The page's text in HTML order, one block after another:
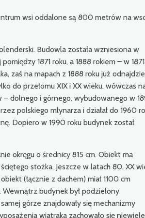
wsi oddalone są 800 metrów na
Budowla została wzniesiona w
1871 roku, a 1888 rokiem – w
zaś na mapach z 1888 roku już
do przełomu XIX i XX wieku, wówczas
– dolnego i górnego, wybudowanego w
polskiego młynarza i działał do 1960
Dopiero w 1990 roku budynek został
okręgu o średnicy 815 cm. Obiekt ma
stożka. Jeszcze w latach 80. XX
(łącznie z dachem) miał 1100 cm
Wewnątrz budynek był podzielony
górze znajdowały się mechanizmy
wiatraka zachowało się